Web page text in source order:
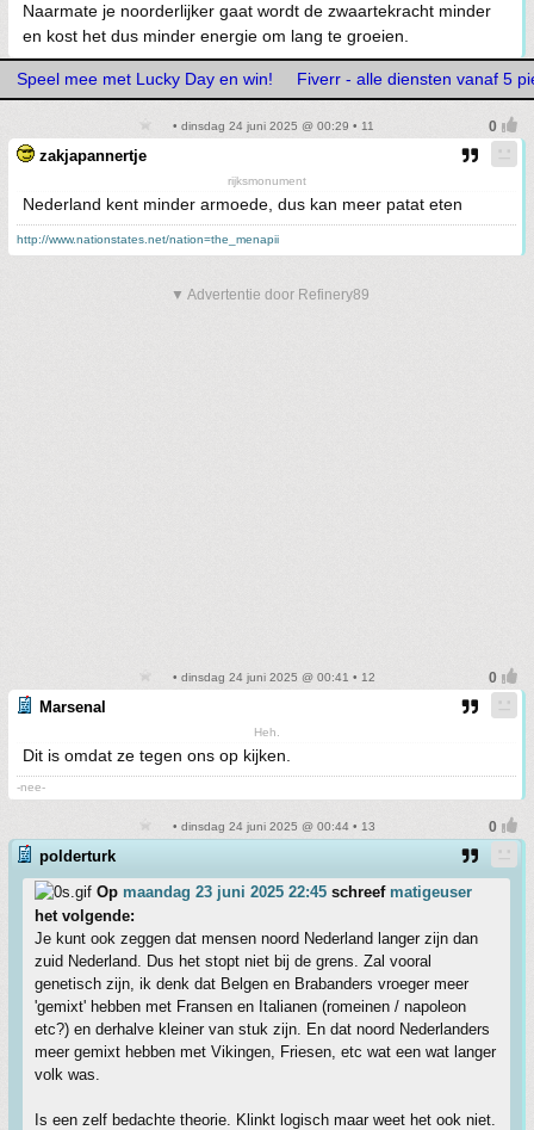
Naarmate je noorderlijker gaat wordt de zwaartekracht minder
en kost het dus minder energie om lang te groeien.
Speel mee met Lucky Day en win! Fiverr - alle diensten vanaf 5
• dinsdag 24 juni 2025 @ 00:29 • 11
zakjapannertje
rijksmonument
Nederland kent minder armoede, dus kan meer patat eten
http://www.nationstates.net/nation=the_menapii
▼ Advertentie door Refinery89
• dinsdag 24 juni 2025 @ 00:41 • 12
Marsenal
Heh.
Dit is omdat ze tegen ons op kijken.
-nee-
• dinsdag 24 juni 2025 @ 00:44 • 13
polderturk
Op maandag 23 juni 2025 22:45 schreef matigeuser
het volgende:
Je kunt ook zeggen dat mensen noord Nederland langer zijn dan
zuid Nederland. Dus het stopt niet bij de grens. Zal vooral
genetisch zijn, ik denk dat Belgen en Brabanders vroeger meer
'gemixt' hebben met Fransen en Italianen (romeinen / napoleon
etc?) en derhalve kleiner van stuk zijn. En dat noord Nederlanders
meer gemixt hebben met Vikingen, Friesen, etc wat een wat langer
volk was.
Is een zelf bedachte theorie. Klinkt logisch maar weet het ook niet.